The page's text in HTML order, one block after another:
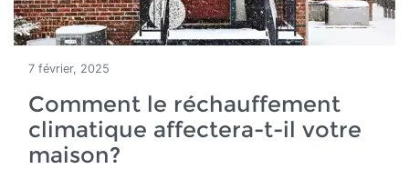
7 février, 2025
Comment le réchauffement
climatique affectera-t-il votre
maison?